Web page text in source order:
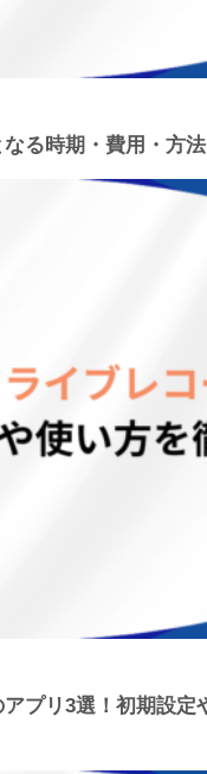
る時期・費用・方法
プリ3選！初期設定